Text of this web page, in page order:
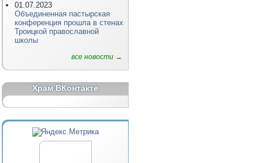
01.07.2023
Объединенная пастырская
конференция прошла в стенах
Троицкой православной
школы
все новости →
Храм ВКонтакте